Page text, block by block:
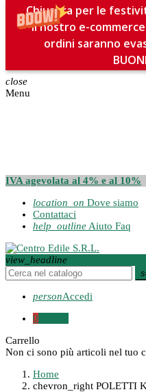
Chiusura per le
Il nostro e-
ordini saranno
close
Menu
IVA agevolata al 4% e al 10%
location_on Dove siamo
Contattaci
help_outline Aiuto Faq
view_headline
personAccedi
0
Carrello
Non ci sono più articoli nel tuo
Home
chevron_right POLETTI